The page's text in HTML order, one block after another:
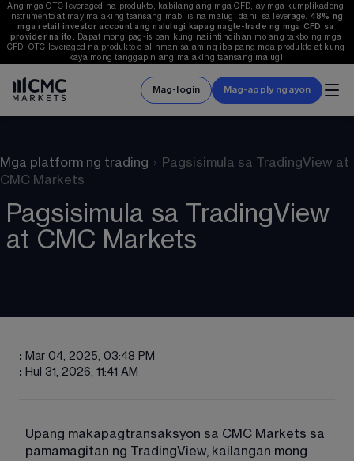
Ang mga OTC leveraged na produkto, kabilang ang mga CFD, ay mga kumplikadong
instrumento at may malaking tsansang mabilis na malugi dahil sa leverage. 48% ng
mga retail investor account ang nalulugi kapag nagte-trade ng mga CFD sa
provider na ito. Dapat mong pag-isipan kung naiintindihan mo ang takbo ng mga
CFD, OTC leveraged na produkto o alinman sa aming iba pang mga produkto at kung
kaya mong tanggapin ang malaking tsansang malugi.
Mag-login Mag-apply ngayon
Mga platform ng trading › Pagsisimula sa TradingView at
CMC Markets
Pagsisimula sa TradingView
at CMC Markets
: Mar 04, 2025, 03:48 PM
: Hul 31, 2026, 11:41 AM
Upang makapagtransaksyon sa CMC Markets sa
pamamagitan ng TradingView, kailangan mong